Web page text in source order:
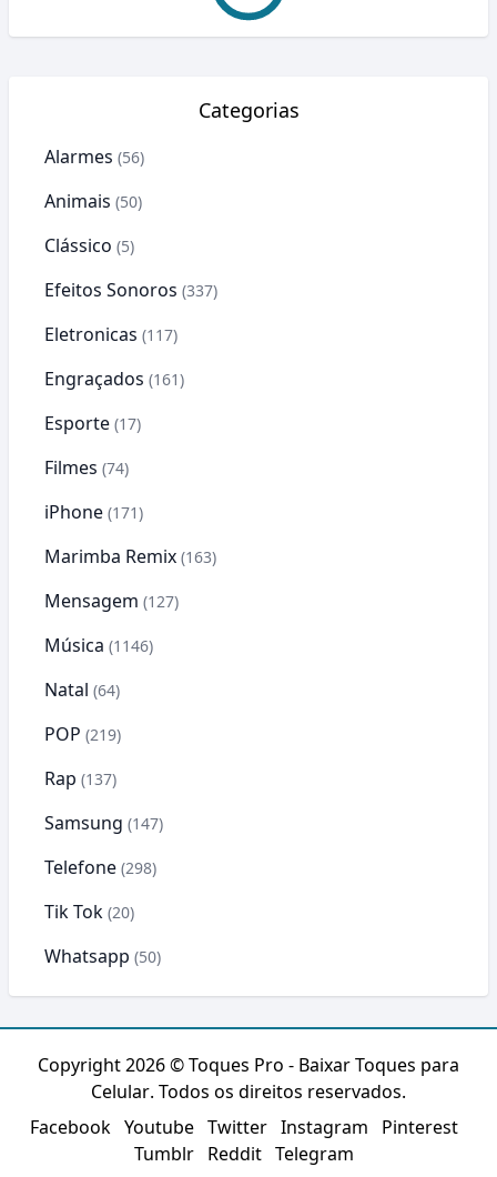
Categorias
Alarmes (56)
Animais (50)
Clássico (5)
Efeitos Sonoros (337)
Eletronicas (117)
Engraçados (161)
Esporte (17)
Filmes (74)
iPhone (171)
Marimba Remix (163)
Mensagem (127)
Música (1146)
Natal (64)
POP (219)
Rap (137)
Samsung (147)
Telefone (298)
Tik Tok (20)
Whatsapp (50)
Copyright 2026 ©Toques Pro - Baixar Toques para
Celular. Todos os direitos reservados.
Facebook Youtube Twitter Instagram
Pinterest
Tumblr Reddit Telegram